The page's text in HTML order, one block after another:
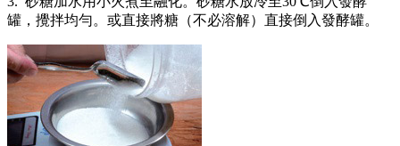
罐，攪拌均勻。或直接將糖（不必溶解）直接倒入發酵罐。